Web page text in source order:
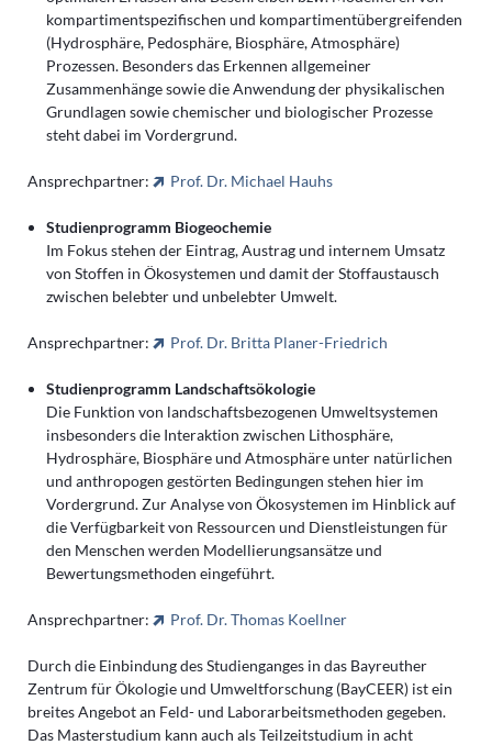
kompartimentspezifischen und kompartimentübergreifenden
(Hydrosphäre, Pedosphäre, Biosphäre, Atmosphäre)
Prozessen. Besonders das Erkennen allgemeiner
Zusammenhänge sowie die Anwendung der physikalischen
Grundlagen sowie chemischer und biologischer Prozesse
steht dabei im Vordergrund.
Ansprechpartner: Prof. Dr. Michael Hauhs
Studienprogramm Biogeochemie
Im Fokus stehen der Eintrag, Austrag und internem Umsatz
von Stoffen in Ökosystemen und damit der Stoffaustausch
zwischen belebter und unbelebter Umwelt.
Ansprechpartner: Prof. Dr. Britta Planer-Friedrich
Studienprogramm Landschaftsökologie
Die Funktion von landschaftsbezogenen Umweltsystemen
insbesonders die Interaktion zwischen Lithosphäre,
Hydrosphäre, Biosphäre und Atmosphäre unter natürlichen
und anthropogen gestörten Bedingungen stehen hier im
Vordergrund. Zur Analyse von Ökosystemen im Hinblick auf
die Verfügbarkeit von Ressourcen und Dienstleistungen für
den Menschen werden Modellierungsansätze und
Bewertungsmethoden eingeführt.
Ansprechpartner: Prof. Dr. Thomas Koellner
Durch die Einbindung des Studienganges in das Bayreuther
Zentrum für Ökologie und Umweltforschung (BayCEER) ist ein
breites Angebot an Feld- und Laborarbeitsmethoden gegeben.
Das Masterstudium kann auch als Teilzeitstudium in acht